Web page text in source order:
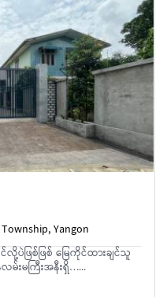
Yangon
လို့ပဲဖြစ်ဖြစ် မြေကိုင်ထားချင်သူ
းမကြီးအနီးရှိ…...